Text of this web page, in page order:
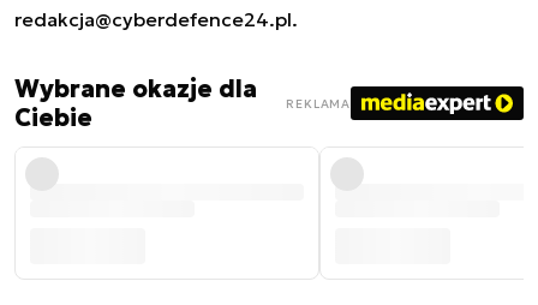
redakcja@cyberdefence24.pl.
Wybrane okazje dla
Ciebie
REKLAMA